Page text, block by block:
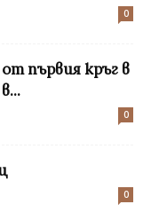
0
първия кръг в
0
0